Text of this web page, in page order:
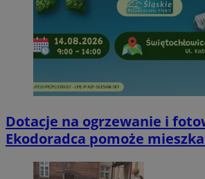
Dotacje na ogrzewanie i
Ekodoradca pomoże